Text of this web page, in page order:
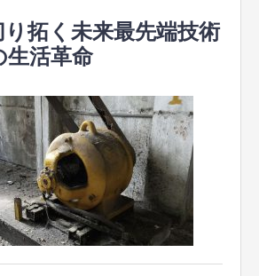
拓く未来最先端技術
生活革命